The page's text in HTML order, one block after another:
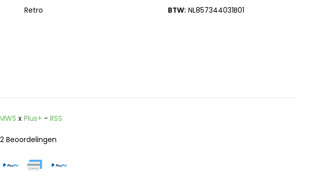
Retro
BTW: NL857344031B01
xPlus+ -RSS
Beoordelingen